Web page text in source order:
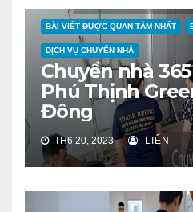
BÀI VIẾT ĐƯỢC QUAN TÂM NHẤT
DỊCH VỤ CHUYỂN NHÀ
Chuyển nhà
Phú Thịnh
Đông
TH6 20, 2023 LIÊN